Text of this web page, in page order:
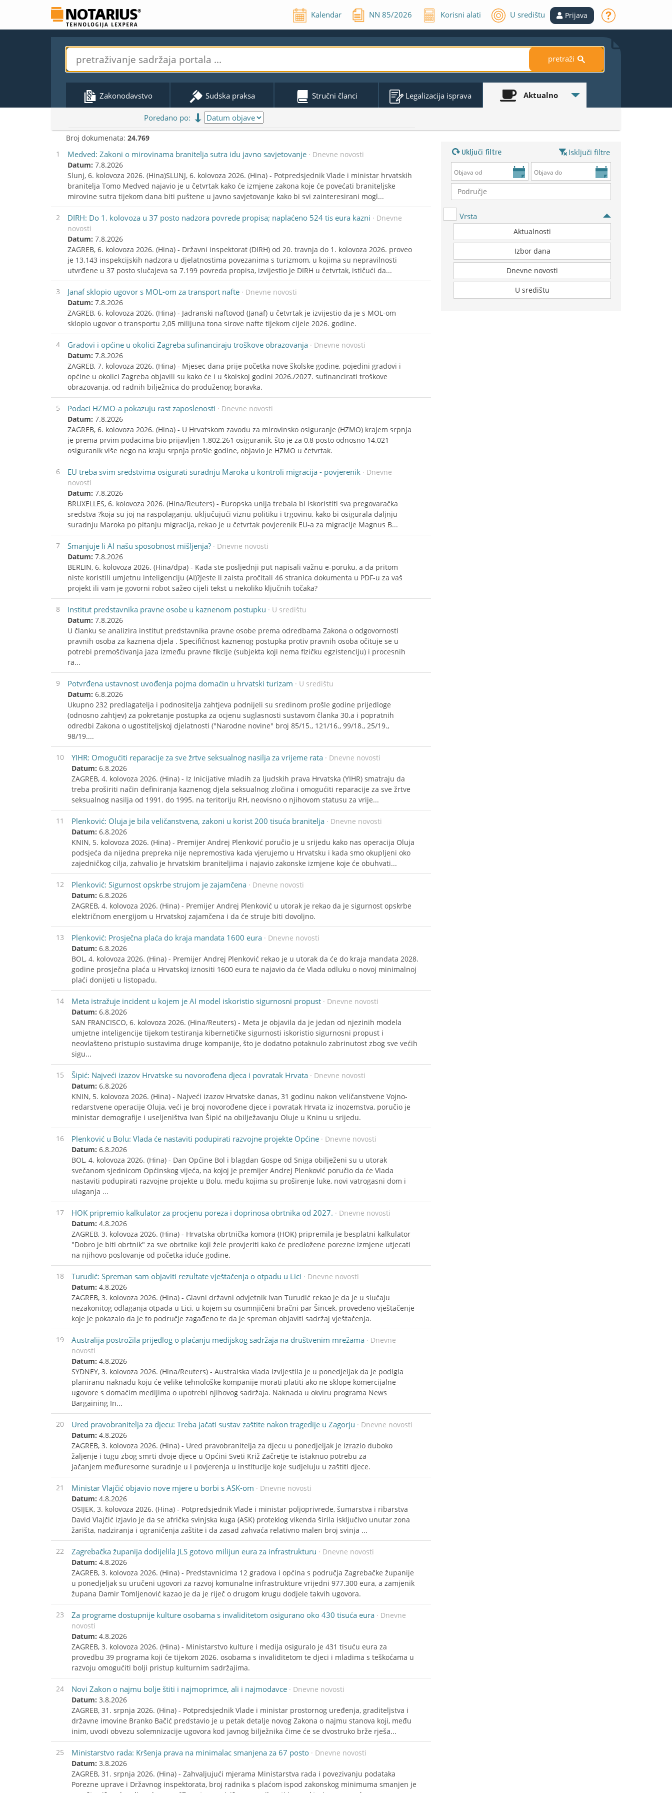
Kalendar NN85/2026 Korisni alati U središtu Prijava
pretraži S
Zakonodavstvo Sudska praksa Stručni članci Legalizacija isprava Aktualno
Poredano po:
Broj dokumenata: 24.769
1
Medved: Zakoni o mirovinama branitelja sutra idu javno savjetovanje · Dnevne novosti
Datum: 7.8.2026
Slunj, 6. kolovoza 2026. (Hina)SLUNJ, 6. kolovoza 2026. (Hina) - Potpredsjednik Vlade i ministar hrvatskih
branitelja Tomo Medved najavio je u četvrtak kako će izmjene zakona koje će povećati braniteljske
mirovine sutra tijekom dana biti puštene u javno savjetovanje kako bi svi zainteresirani mogl...
2 DIRH: Do 1. kolovoza u 37 posto nadzora povrede propisa; naplaćeno 524 tis eura kazni · Dnevne
novosti
Datum: 7.8.2026
ZAGREB, 6. kolovoza 2026. (Hina) - Državni inspektorat (DIRH) od 20. travnja do 1. kolovoza 2026. proveo
je 13.143 inspekcijskih nadzora u djelatnostima povezanima s turizmom, u kojima su nepravilnosti
utvrđene u 37 posto slučajeva sa 7.199 povreda propisa, izvijestio je DIRH u četvrtak, ističući da...
3 Janaf sklopio ugovor s MOL-om za transport nafte · Dnevne novosti
Datum: 7.8.2026
ZAGREB, 6. kolovoza 2026. (Hina) - Jadranski naftovod (Janaf) u četvrtak je izvijestio da je s MOL-om
sklopio ugovor o transportu 2,05 milijuna tona sirove nafte tijekom cijele 2026. godine.
4 Gradovi i općine u okolici Zagreba sufinanciraju troškove obrazovanja · Dnevne novosti
Datum: 7.8.2026
ZAGREB, 7. kolovoza 2026. (Hina) - Mjesec dana prije početka nove školske godine, pojedini gradovi i
općine u okolici Zagreba objavili su kako će i u školskoj godini 2026./2027. sufinancirati troškove
obrazovanja, od radnih bilježnica do produženog boravka.
5 Podaci HZMO-a pokazuju rast zaposlenosti · Dnevne novosti
Datum: 7.8.2026
ZAGREB, 6. kolovoza 2026. (Hina) - U Hrvatskom zavodu za mirovinsko osiguranje (HZMO) krajem srpnja
je prema prvim podacima bio prijavljen 1.802.261 osiguranik, što je za 0,8 posto odnosno 14.021
osiguranik više nego na kraju srpnja prošle godine, objavio je HZMO u četvrtak.
6 EU treba svim sredstvima osigurati suradnju Maroka u kontroli migracija - povjerenik · Dnevne
novosti
Datum: 7.8.2026
BRUXELLES, 6. kolovoza 2026. (Hina/Reuters) - Europska unija trebala bi iskoristiti sva pregovaračka
sredstva ?koja su joj na raspolaganju, uključujući viznu politiku i trgovinu, kako bi osigurala daljnju
suradnju Maroka po pitanju migracija, rekao je u četvrtak povjerenik EU-a za migracije Magnus B...
7 Smanjuje li AI našu sposobnost mišljenja? · Dnevne novosti
Datum: 7.8.2026
BERLIN, 6. kolovoza 2026. (Hina/dpa) - Kada ste posljednji put napisali važnu e-poruku, a da pritom
niste koristili umjetnu inteligenciju (AI)?Jeste li zaista pročitali 46 stranica dokumenta u PDF-u za vaš
projekt ili vam je govorni robot sažeo cijeli tekst u nekoliko ključnih točaka?
8 Institut predstavnika pravne osobe u kaznenom postupku · U središtu
Datum: 7.8.2026
U članku se analizira institut predstavnika pravne osobe prema odredbama Zakona o odgovornosti
pravnih osoba za kaznena djela . Specifičnost kaznenog postupka protiv pravnih osoba očituje se u
potrebi premošćivanja jaza između pravne fikcije (subjekta koji nema fizičku egzistenciju) i procesnih
ra...
9 Potvrđena ustavnost uvođenja pojma domaćin u hrvatski turizam · U središtu
Datum: 6.8.2026
Ukupno 232 predlagatelja i podnositelja zahtjeva podnijeli su sredinom prošle godine prijedloge
(odnosno zahtjev) za pokretanje postupka za ocjenu suglasnosti sustavom članka 30.a i popratnih
odredbi Zakona o ugostiteljskoj djelatnosti ("Narodne novine" broj 85/15., 121/16., 99/18., 25/19.,
98/19....
10 YIHR: Omogućiti reparacije za sve žrtve seksualnog nasilja za vrijeme rata · Dnevne novosti
Datum: 6.8.2026
ZAGREB, 4. kolovoza 2026. (Hina) - Iz Inicijative mladih za ljudskih prava Hrvatska (YIHR) smatraju da
treba proširiti način definiranja kaznenog djela seksualnog zločina i omogućiti reparacije za sve žrtve
seksualnog nasilja od 1991. do 1995. na teritoriju RH, neovisno o njihovom statusu za vrije...
11 Plenković: Oluja je bila veličanstvena, zakoni u korist 200 tisuća branitelja · Dnevne novosti
Datum: 6.8.2026
KNIN, 5. kolovoza 2026. (Hina) - Premijer Andrej Plenković poručio je u srijedu kako nas operacija Oluja
podsjeća da nijedna prepreka nije nepremostiva kada vjerujemo u Hrvatsku i kada smo okupljeni oko
zajedničkog cilja, zahvalio je hrvatskim braniteljima i najavio zakonske izmjene koje će obuhvati...
12 Plenković: Sigurnost opskrbe strujom je zajamčena · Dnevne novosti
Datum: 6.8.2026
ZAGREB, 4. kolovoza 2026. (Hina) - Premijer Andrej Plenković u utorak je rekao da je sigurnost opskrbe
električnom energijom u Hrvatskoj zajamčena i da će struje biti dovoljno.
13 Plenković: Prosječna plaća do kraja mandata 1600 eura · Dnevne novosti
Datum: 6.8.2026
BOL, 4. kolovoza 2026. (Hina) - Premijer Andrej Plenković rekao je u utorak da će do kraja mandata 2028.
godine prosječna plaća u Hrvatskoj iznositi 1600 eura te najavio da će Vlada odluku o novoj minimalnoj
plaći donijeti u listopadu.
14 Meta istražuje incident u kojem je AI model iskoristio sigurnosni propust · Dnevne novosti
Datum: 6.8.2026
SAN FRANCISCO, 6. kolovoza 2026. (Hina/Reuters) - Meta je objavila da je jedan od njezinih modela
umjetne inteligencije tijekom testiranja kibernetičke sigurnosti iskoristio sigurnosni propust i
neovlašteno pristupio sustavima druge kompanije, što je dodatno potaknulo zabrinutost zbog sve većih
sigu...
15 Šipić: Najveći izazov Hrvatske su novorođena djeca i povratak Hrvata · Dnevne novosti
Datum: 6.8.2026
KNIN, 5. kolovoza 2026. (Hina) - Najveći izazov Hrvatske danas, 31 godinu nakon veličanstvene Vojno-
redarstvene operacije Oluja, veći je broj novorođene djece i povratak Hrvata iz inozemstva, poručio je
ministar demografije i useljeništva Ivan Šipić na obilježavanju Oluje u Kninu u srijedu.
16 Plenković u Bolu: Vlada će nastaviti podupirati razvojne projekte Općine · Dnevne novosti
Datum: 6.8.2026
BOL, 4. kolovoza 2026. (Hina) - Dan Općine Bol i blagdan Gospe od Sniga obilježeni su u utorak
svečanom sjednicom Općinskog vijeća, na kojoj je premijer Andrej Plenković poručio da će Vlada
nastaviti podupirati razvojne projekte u Bolu, među kojima su proširenje luke, novi vatrogasni dom i
ulaganja ...
17 HOK pripremio kalkulator za procjenu poreza i doprinosa obrtnika od 2027. · Dnevne novosti
Datum: 4.8.2026
ZAGREB, 3. kolovoza 2026. (Hina) - Hrvatska obrtnička komora (HOK) pripremila je besplatni kalkulator
"Dobro je biti obrtnik" za sve obrtnike koji žele provjeriti kako će predložene porezne izmjene utjecati
na njihovo poslovanje od početka iduće godine.
18 Turudić: Spreman sam objaviti rezultate vještačenja o otpadu u Lici · Dnevne novosti
Datum: 4.8.2026
ZAGREB, 3. kolovoza 2026. (Hina) - Glavni državni odvjetnik Ivan Turudić rekao je da je u slučaju
nezakonitog odlaganja otpada u Lici, u kojem su osumnjičeni bračni par Šincek, provedeno vještačenje
koje je pokazalo da je to područje zagađeno te da je spreman objaviti sadržaj vještačenja.
19 Australija postrožila prijedlog o plaćanju medijskog sadržaja na društvenim mrežama · Dnevne
novosti
Datum: 4.8.2026
SYDNEY, 3. kolovoza 2026. (Hina/Reuters) - Australska vlada izvijestila je u ponedjeljak da je podigla
planiranu naknadu koju će velike tehnološke kompanije morati platiti ako ne sklope komercijalne
ugovore s domaćim medijima o upotrebi njihovog sadržaja. Naknada u okviru programa News
Bargaining In...
20 Ured pravobranitelja za djecu: Treba jačati sustav zaštite nakon tragedije u Zagorju · Dnevne novosti
Datum: 4.8.2026
ZAGREB, 3. kolovoza 2026. (Hina) - Ured pravobranitelja za djecu u ponedjeljak je izrazio duboko
žaljenje i tugu zbog smrti dvoje djece u Općini Sveti Križ Začretje te istaknuo potrebu za
jačanjem međuresorne suradnje u i povjerenja u institucije koje sudjeluju u zaštiti djece.
21 Ministar Vlajčić objavio nove mjere u borbi s ASK-om · Dnevne novosti
Datum: 4.8.2026
OSIJEK, 3. kolovoza 2026. (Hina) - Potpredsjednik Vlade i ministar poljoprivrede, šumarstva i ribarstva
David Vlajčić izjavio je da se afrička svinjska kuga (ASK) proteklog vikenda širila isključivo unutar zona
žarišta, nadziranja i ograničenja zaštite i da zasad zahvaća relativno malen broj svinja ...
22 Zagrebačka županija dodijelila JLS gotovo milijun eura za infrastrukturu · Dnevne novosti
Datum: 4.8.2026
ZAGREB, 3. kolovoza 2026. (Hina) - Predstavnicima 12 gradova i općina s područja Zagrebačke županije
u ponedjeljak su uručeni ugovori za razvoj komunalne infrastrukture vrijedni 977.300 eura, a zamjenik
župana Damir Tomljenović kazao je da je riječ o drugom krugu dodjele takvih ugovora.
23 Za programe dostupnije kulture osobama s invaliditetom osigurano oko 430 tisuća eura · Dnevne
novosti
Datum: 4.8.2026
ZAGREB, 3. kolovoza 2026. (Hina) - Ministarstvo kulture i medija osiguralo je 431 tisuću eura za
provedbu 39 programa koji će tijekom 2026. osobama s invaliditetom te djeci i mladima s teškoćama u
razvoju omogućiti bolji pristup kulturnim sadržajima.
24 Novi Zakon o najmu bolje štiti i najmoprimce, ali i najmodavce · Dnevne novosti
Datum: 3.8.2026
ZAGREB, 31. srpnja 2026. (Hina) - Potpredsjednik Vlade i ministar prostornog uređenja, graditeljstva i
državne imovine Branko Bačić predstavio je u petak detalje novog Zakona o najmu stanova koji, među
inim, uvodi obvezu solemnizacije ugovora kod javnog bilježnika čime će se dvostruko brže rješa...
25 Ministarstvo rada: Kršenja prava na minimalac smanjena za 67 posto · Dnevne novosti
Datum: 3.8.2026
ZAGREB, 31. srpnja 2026. (Hina) - Zahvaljujući mjerama Ministarstva rada i povezivanju podataka
Porezne uprave i Državnog inspektorata, broj radnika s plaćom ispod zakonskog minimuma smanjen je
Uključi filtre Isključi filtre
Vrsta
Aktualnosti
Izbor dana
Dnevne novosti
U središtu